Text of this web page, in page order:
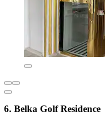
6. Belka Golf Residence